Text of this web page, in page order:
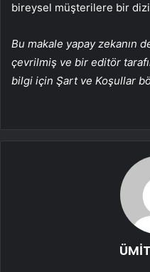
bireysel müşterilere bir
Bu makale yapay zekanın
çevrilmiş ve bir editör
bilgi için Şart ve Koşullar